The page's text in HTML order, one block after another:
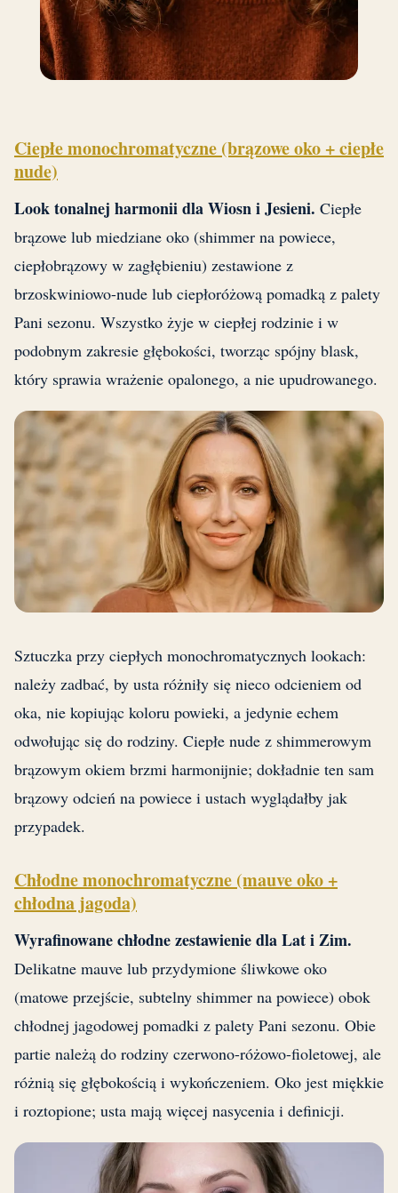
Ciepłe monochromatyczne (brązowe oko + ciepłe
nude)
Look tonalnej harmonii dla Wiosn i Jesieni. Ciepłe
brązowe lub miedziane oko (shimmer na powiece,
ciepłobrązowy w zagłębieniu) zestawione z
brzoskwiniowo-nude lub ciepłoróżową pomadką z palety
Pani sezonu. Wszystko żyje w ciepłej rodzinie i w
podobnym zakresie głębokości, tworząc spójny blask,
który sprawia wrażenie opalonego, a nie upudrowanego.
Sztuczka przy ciepłych monochromatycznych lookach:
należy zadbać, by usta różniły się nieco odcieniem od
oka, nie kopiując koloru powieki, a jedynie echem
odwołując się do rodziny. Ciepłe nude z shimmerowym
brązowym okiem brzmi harmonijnie; dokładnie ten sam
brązowy odcień na powiece i ustach wyglądałby jak
przypadek.
Chłodne monochromatyczne (mauve oko +
chłodna jagoda)
Wyrafinowane chłodne zestawienie dla Lat i Zim.
Delikatne mauve lub przydymione śliwkowe oko
(matowe przejście, subtelny shimmer na powiece) obok
chłodnej jagodowej pomadki z palety Pani sezonu. Obie
partie należą do rodziny czerwono-różowo-fioletowej, ale
różnią się głębokością i wykończeniem. Oko jest miękkie
i roztopione; usta mają więcej nasycenia i definicji.